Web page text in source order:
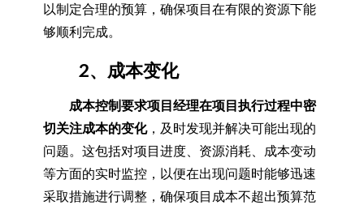
以制定合理的预算，确保项目在有限的资源下能
够顺利完成。
2、成本变化
成本控制要求项目经理在项目执行过程中密
切关注成本的变化，及时发现并解决可能出现的
问题。这包括对项目进度、资源消耗、成本变动
等方面的实时监控，以便在出现问题时能够迅速
采取措施进行调整，确保项目成本不超出预算范